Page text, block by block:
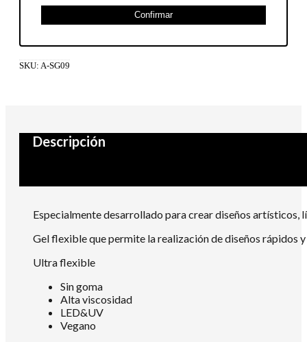
Confirmar
SKU: A-SG09
Descripción
Especialmente desarrollado para crear diseños
Gel flexible que permite la realización de diseños rápidos
Ultra flexible
Sin goma
Alta viscosidad
LED&UV
Vegano